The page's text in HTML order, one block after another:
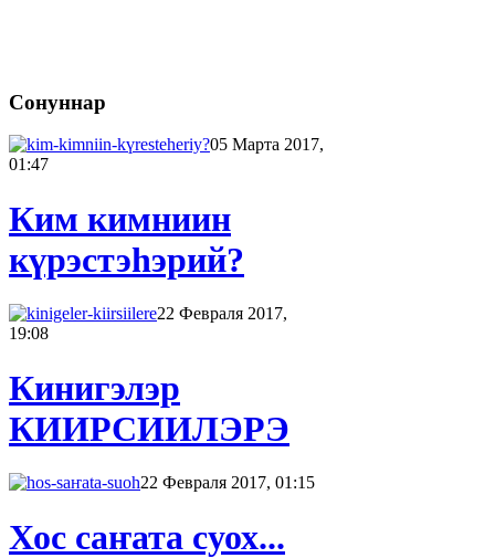
Сонуннар
05 Марта 2017,
01:47
Ким кимниин
күрэстэһэрий?
22 Февраля 2017,
19:08
Кинигэлэр
КИИРСИИЛЭРЭ
22 Февраля 2017, 01:15
Хос саҥата суох...